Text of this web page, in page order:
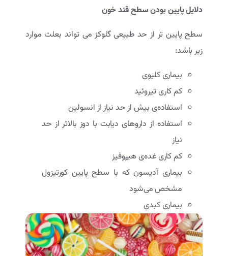
دلایل پایین بودن سطح قند خون
سطح پایین تر از حد طبیعی گلوکز می تواند بعلت موارد
زیر باشد:
بیماری کلیوی
کم کاری تیروئید
استفاده‌ی بیش از حد نیاز از انسولین
استفاده از داروهای دیابت با دوز بالاتر از حد
نیاز
کم کاری غده‌ی هیپوفیز
بیماری آدیسون که با سطح پایین کورتیزول
مشخص می‌شود
بیماری کبدی